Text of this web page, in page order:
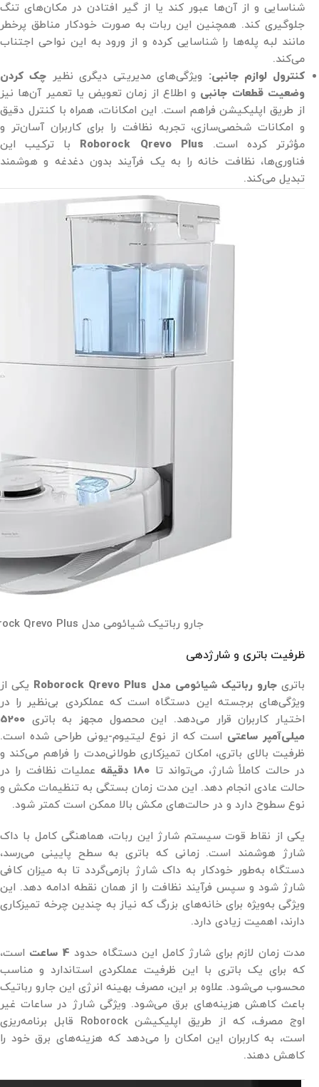
شناسایی و از آن‌ها عبور کند یا از گیر افتادن در مکان‌های تنگ
جلوگیری کند. همچنین این ربات به صورت خودکار مناطق پرخطر
مانند لبه پله‌ها را شناسایی کرده و از ورود به این نواحی اجتناب
می‌کند​.
کنترول لوازم جانبی: ویژگی‌های مدیریتی دیگری نظیر چک کردن
وضعیت قطعات جانبی و اطلاع از زمان تعویض یا تعمیر آن‌ها نیز
از طریق اپلیکیشن فراهم است. این امکانات، همراه با کنترل دقیق
و امکانات شخصی‌سازی، تجربه نظافت را برای کاربران آسان‌تر و
مؤثرتر کرده است. Roborock Qrevo Plus با ترکیب این
فناوری‌ها، نظافت خانه را به یک فرآیند بدون دغدغه و هوشمند
تبدیل می‌کند.
جارو رباتیک شیائومی مدل Roborock Qrevo Plus
ظرفیت باتری و شارژدهی
باتریجارو رباتیک شیائومی مدل Roborock Qrevo Plus
یکی از
ویژگی‌های برجسته این دستگاه است که عملکردی بی‌نظیر را در
اختیار کاربران قرار می‌دهد. این محصول مجهز به باتری 5200
میلی‌آمپر ساعتی است که از نوع لیتیوم-یونی طراحی شده است.
ظرفیت بالای باتری، امکان تمیزکاری طولانی‌مدت را فراهم می‌کند و
در حالت کاملاً شارژ، می‌تواند تا 180 دقیقه
عملیات نظافت را در
حالت عادی انجام دهد. این مدت زمان بستگی به تنظیمات مکش و
نوع سطوح دارد و در حالت‌های مکش بالا ممکن است کمتر شود.
یکی از نقاط قوت سیستم شارژ این ربات، هماهنگی کامل با داک
شارژ هوشمند است. زمانی که باتری به سطح پایینی می‌رسد،
دستگاه به‌طور خودکار به داک شارژ بازمی‌گردد تا به میزان کافی
شارژ شود و سپس فرآیند نظافت را از همان نقطه ادامه دهد. این
ویژگی به‌ویژه برای خانه‌های بزرگ که نیاز به چندین چرخه تمیزکاری
دارند، اهمیت زیادی دارد.
مدت زمان لازم برای شارژ کامل این دستگاه حدود 4 ساعت
است،
که برای یک باتری با این ظرفیت عملکردی استاندارد و مناسب
محسوب می‌شود. علاوه بر این، مصرف بهینه انرژی این جارو رباتیک
باعث کاهش هزینه‌های برق می‌شود. ویژگی شارژ در ساعات غیر
اوج مصرف، که از طریق اپلیکیشن Roborock قابل برنامه‌ریزی
است، به کاربران این امکان را می‌دهد که هزینه‌های برق خود را
کاهش دهند.